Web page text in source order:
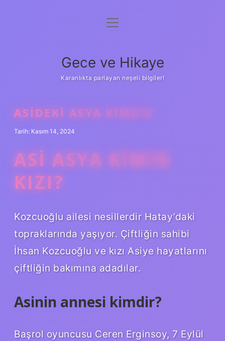
Anasayfa
Yasal Uyarı
menüyü
Gece ve Hikaye
Karanlıkta parlayan neşeli bilgiler!
ASIDEKI ASYA KIMDIR
Tarih: Kasım 14, 2024
ASI ASYA KIMIN
KIZI?
Kozcuoğlu ailesi nesillerdir Hatay’daki
topraklarında yaşıyor. Çiftliğin sahibi
İhsan Kozcuoğlu ve kızı Asiye hayatlarını
çiftliğin bakımına adadılar.
Asinin annesi kimdir?
Başrol oyuncusu Ceren Erginsoy, 7 Eylül